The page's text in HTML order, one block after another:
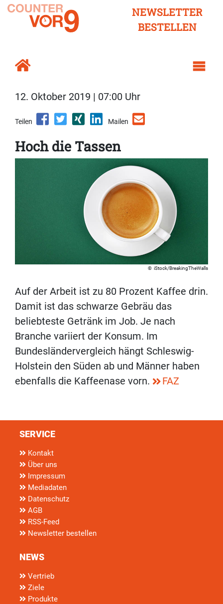
NEWSLETTER
BESTELLEN
12. Oktober 2019 | 07:00 Uhr
Teilen Mailen
Hoch die Tassen
iStock/BreakingTheWalls
Auf der Arbeit ist zu 80 Prozent Kaffee drin.
Damit ist das schwarze Gebräu das
beliebteste Getränk im Job. Je nach
Branche variiert der Konsum. Im
Bundesländervergleich hängt Schleswig-
Holstein den Süden ab und Männer haben
ebenfalls die Kaffeenase vorn.
FAZ
SERVICE
Kontakt
Über uns
Impressum
Mediadaten
Datenschutz
AGB
RSS-Feed
Newsletter bestellen
NEWS
Vertrieb
Ziele
Produkte